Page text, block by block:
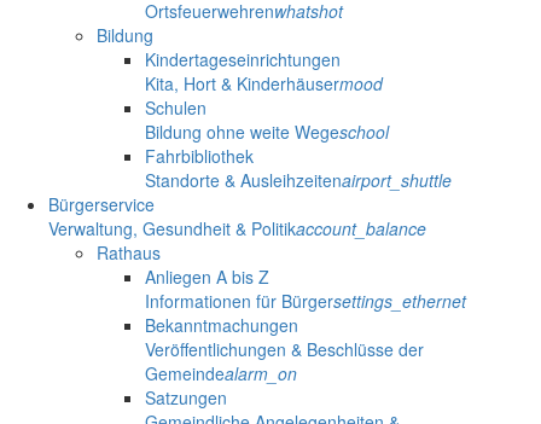
Ortsfeuerwehrenwhatshot
Bildung
Kindertageseinrichtungen
Kita, Hort & Kinderhäusermood
Schulen
Bildung ohne weite Wegeschool
Fahrbibliothek
Standorte & Ausleihzeitenairport_shuttle
Bürgerservice
Verwaltung, Gesundheit & Politikaccount_balance
Rathaus
Anliegen A bis Z
Informationen für Bürgersettings_ethernet
Bekanntmachungen
Veröffentlichungen & Beschlüsse der
Gemeindealarm_on
Satzungen